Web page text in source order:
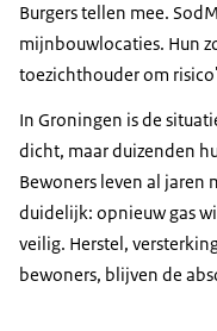
Burgers tellen mee.
mijnbouwlocaties. Hun
toezichthouder om
In Groningen is de
dicht, maar duizenden
Bewoners leven al jaren
duidelijk: opnieuw gas
veilig. Herstel,
bewoners, blijven de